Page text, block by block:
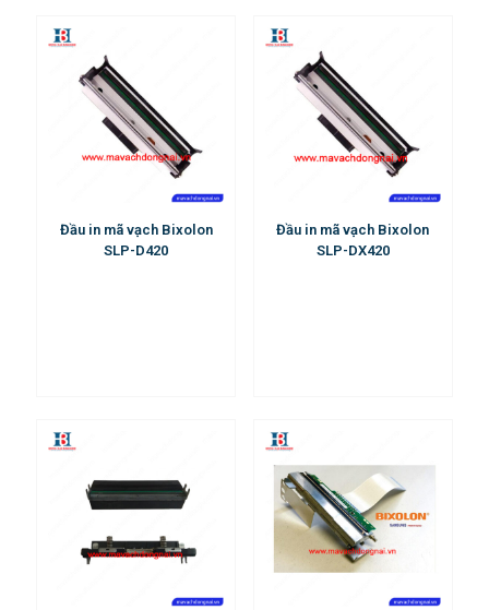
Đầu in mã vạch Bixolon
SLP-D420
Đầu in mã vạch Bixolon
SLP-DX420